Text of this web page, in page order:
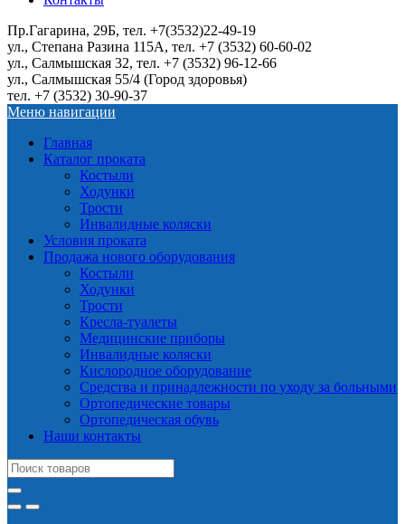
Пр.Гагарина, 29Б, тел. +7(3532)22-49-19
ул., Степана Разина 115А, тел. +7 (3532) 60-60-02
ул., Салмышская 32, тел. +7 (3532) 96-12-66
ул., Салмышская 55/4 (Город здоровья)
тел. +7 (3532) 30-90-37
Меню навигации
Главная
Каталог проката
Костыли
Ходунки
Трости
Инвалидные коляски
Условия проката
Продажа нового оборудования
Костыли
Ходунки
Трости
Кресла-туалеты
Медицинские приборы
Инвалидные коляски
Кислородное оборудование
Средства и принадлежности по уходу за больными
Ортопедические товары
Ортопедическая обувь
Наши контакты
Search
for: